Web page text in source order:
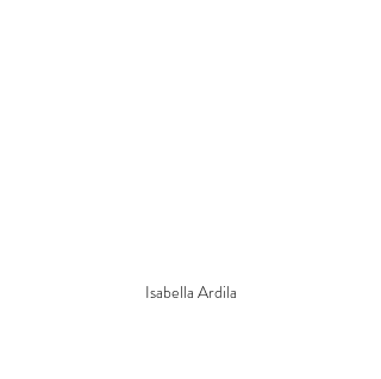
Isabella Ardila